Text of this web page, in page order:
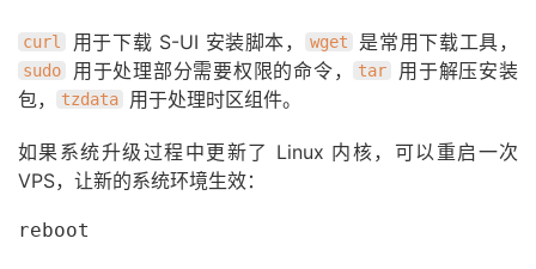
curl 用于下载 S-UI 安装脚本， wget 是常用下载工具，
sudo 用于处理部分需要权限的命令， tar
用于解压安装
包，
tzdata 用于处理时区组件。
如果系统升级过程中更新了 Linux 内核，可以重启一次
VPS，让新的系统环境生效：
reboot